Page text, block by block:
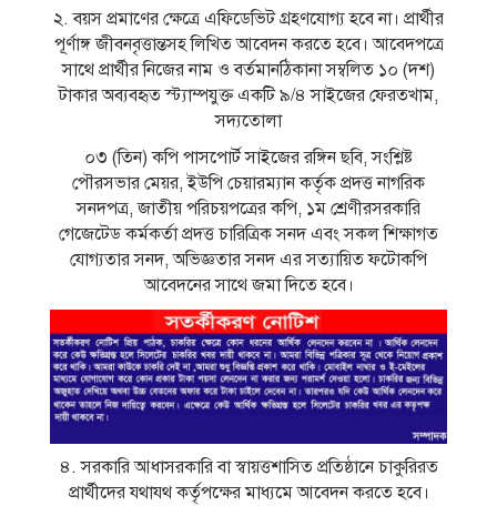
২. বয়স প্রমাণের ক্ষেত্রে এফিডেভিট গ্রহণযােগ্য হবে না। প্রার্থীর
পূর্ণাঙ্গ জীবনবৃত্তান্তসহ লিখিত আবেদন করতে হবে। আবেদপত্রে
সাথে প্রার্থীর নিজের নাম ও বর্তমানঠিকানা সম্বলিত ১০ (দশ)
টাকার অব্যবহৃত স্ট্যাম্পযুক্ত একটি ৯/৪ সাইজের ফেরতখাম,
সদ্যতােলা
০৩ (তিন) কপি পাসপাের্ট সাইজের রঙ্গিন ছবি, সংশ্লিষ্ট
পৌরসভার মেয়র, ইউপি চেয়ারম্যান কর্তৃক প্রদত্ত নাগরিক
সনদপত্র, জাতীয় পরিচয়পত্রের কপি, ১ম শ্রেণীরসরকারি
গেজেটেড কর্মকর্তা প্রদত্ত চারিত্রিক সনদ এবং সকল শিক্ষাগত
যােগ্যতার সনদ, অভিজ্ঞতার সনদ এর সত্যায়িত ফটোকপি
আবেদনের সাথে জমা দিতে হবে।
৪. সরকারি আধাসরকারি বা স্বায়ত্তশাসিত প্রতিষ্ঠানে চাকুরিরত
প্রার্থীদের যথাযথ কর্তৃপক্ষের মাধ্যমে আবেদন করতে হবে।